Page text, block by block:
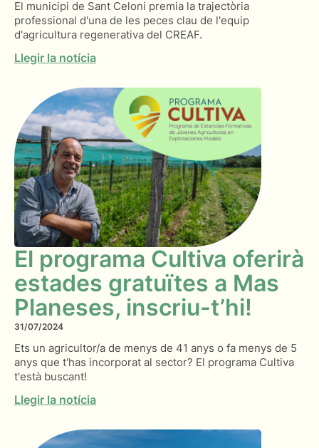
El municipi de Sant Celoni premia la trajectòria
professional d'una de les peces clau de l'equip
d'agricultura regenerativa del CREAF.
Llegir la notícia
El programa Cultiva oferirà
estades gratuïtes a Mas
Planeses, inscriu-t’hi!
31/07/2024
Ets un agricultor/a de menys de 41 anys o fa menys de 5
anys que t'has incorporat al sector? El programa Cultiva
t'està buscant!
Llegir la notícia